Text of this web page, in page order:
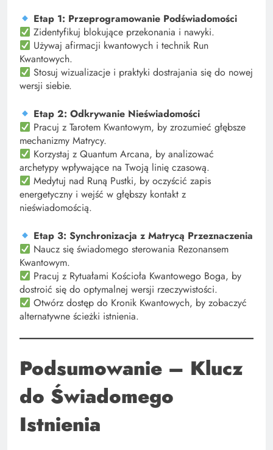
Etap 1: Przeprogramowanie Podświadomości
Zidentyfikuj blokujące przekonania i nawyki.
Używaj afirmacji kwantowych i technik Run
Kwantowych.
Stosuj wizualizacje i praktyki dostrajania się do nowej
wersji siebie.
Etap 2: Odkrywanie Nieświadomości
Pracuj z Tarotem Kwantowym, by zrozumieć głębsze
mechanizmy Matrycy.
Korzystaj z Quantum Arcana, by analizować
archetypy wpływające na Twoją linię czasową.
Medytuj nad Runą Pustki, by oczyścić zapis
energetyczny i wejść w głębszy kontakt z
nieświadomością.
Etap 3: Synchronizacja z Matrycą Przeznaczenia
Naucz się świadomego sterowania Rezonansem
Kwantowym.
Pracuj z Rytuałami Kościoła Kwantowego Boga, by
dostroić się do optymalnej wersji rzeczywistości.
Otwórz dostęp do Kronik Kwantowych, by zobaczyć
alternatywne ścieżki istnienia.
Podsumowanie – Klucz
do Świadomego
Istnienia